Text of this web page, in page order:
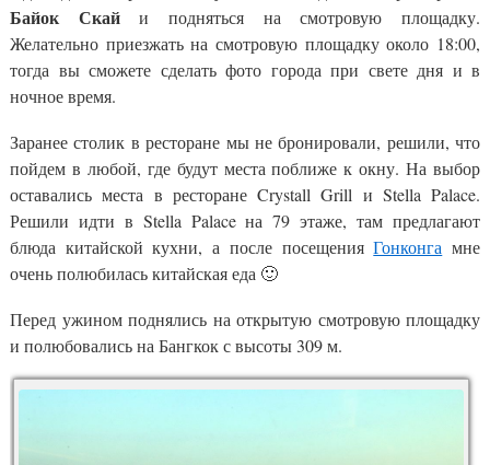
Байок Скайи подняться на смотровую площадку.
Желательно приезжать на смотровую площадку около 18:00,
тогда вы сможете сделать фото города при свете дня и в
ночное время.
Заранее столик в ресторане мы не бронировали, решили, что
пойдем в любой, где будут места поближе к окну. На выбор
оставались места в ресторане Crystall Grill и Stella Palace.
Решили идти в Stella Palace на 79 этаже, там предлагают
блюда китайской кухни, а после посещенияГонконга мне
очень полюбилась китайская еда 🙂
Перед ужином поднялись на открытую смотровую площадку
и полюбовались на Бангкок с высоты 309 м.